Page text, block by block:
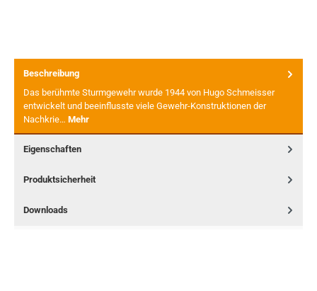
Beschreibung
Das berühmte Sturmgewehr wurde 1944 von Hugo Schmeisser
entwickelt und beeinflusste viele Gewehr-Konstruktionen der
Nachkrie… Mehr
Eigenschaften
Produktsicherheit
Downloads